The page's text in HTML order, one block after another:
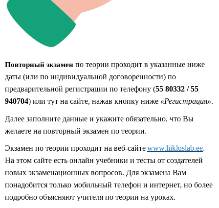
Повторный экзамен по теории проходит в указанные ниже
даты (или по индивидуальной договоренности) по
предварительной регистрации по телефону (55 80332 / 55
940704) или тут на сайте, нажав кнопку ниже «Регистрация».
Далее заполните данные и укажите обязательно, что Вы
желаете на повторный экзамен по теории.
Экзамен по теории проходит на веб-сайтеwww.liikluslab.ee.
На этом сайте есть онлайн учебники и тесты от создателей
новых экзаменационных вопросов. Для экзамена Вам
понадобится только мобильный телефон и интернет, но более
подробно объясняют учителя по теории на уроках.